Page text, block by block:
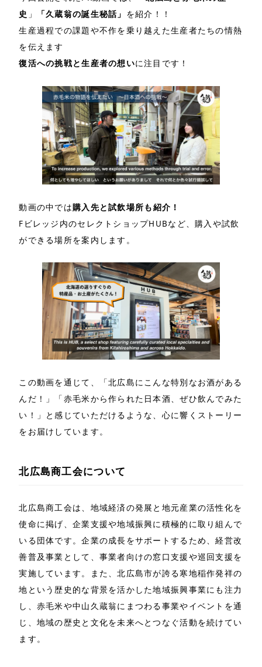
史 」 「久蔵翁の誕生秘話」 を紹介！！
生産過程での課題や不作を乗り越えた生産者たちの情熱
を伝えます
復活への挑戦と生産者の想いに注目です！
動画の中では購入先と試飲場所も紹介！
Fビレッジ内のセレクトショップHUBなど、購入や試飲
ができる場所を案内します。
この動画を通じて、「北広島にこんな特別なお酒がある
んだ！」「赤毛米から作られた日本酒、ぜひ飲んでみた
い！」と感じていただけるような、心に響くストーリー
をお届けしています。
北広島商工会について
北広島商工会は、地域経済の発展と地元産業の活性化を
使命に掲げ、企業支援や地域振興に積極的に取り組んで
いる団体です。企業の成長をサポートするため、経営改
善普及事業として、事業者向けの窓口支援や巡回支援を
実施しています。また、北広島市が誇る寒地稲作発祥の
地という歴史的な背景を活かした地域振興事業にも注力
し、赤毛米や中山久蔵翁にまつわる事業やイベントを通
じ、地域の歴史と文化を未来へとつなぐ活動を続けてい
ます。